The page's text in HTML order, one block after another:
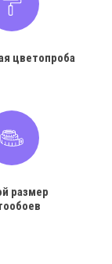
цветопроба
размер